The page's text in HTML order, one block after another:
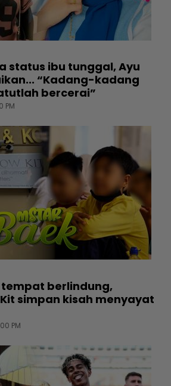
status ibu tunggal, Ayu
“Kadang-kadang
bercerai”
PM
berlindung,
simpan kisah menyayat
PM